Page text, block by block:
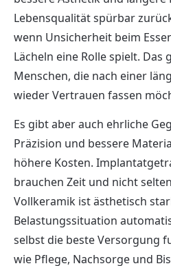
Lebensqualität spürbar
wenn Unsicherheit beim
Lächeln eine Rolle spielt.
Menschen, die nach einer
wieder Vertrauen fassen
Es gibt aber auch ehrliche
Präzision und bessere
höhere Kosten.
brauchen Zeit und nicht
Vollkeramik ist ästhetisch
Belastungssituation
selbst die beste Versorgung
wie Pflege, Nachsorge und